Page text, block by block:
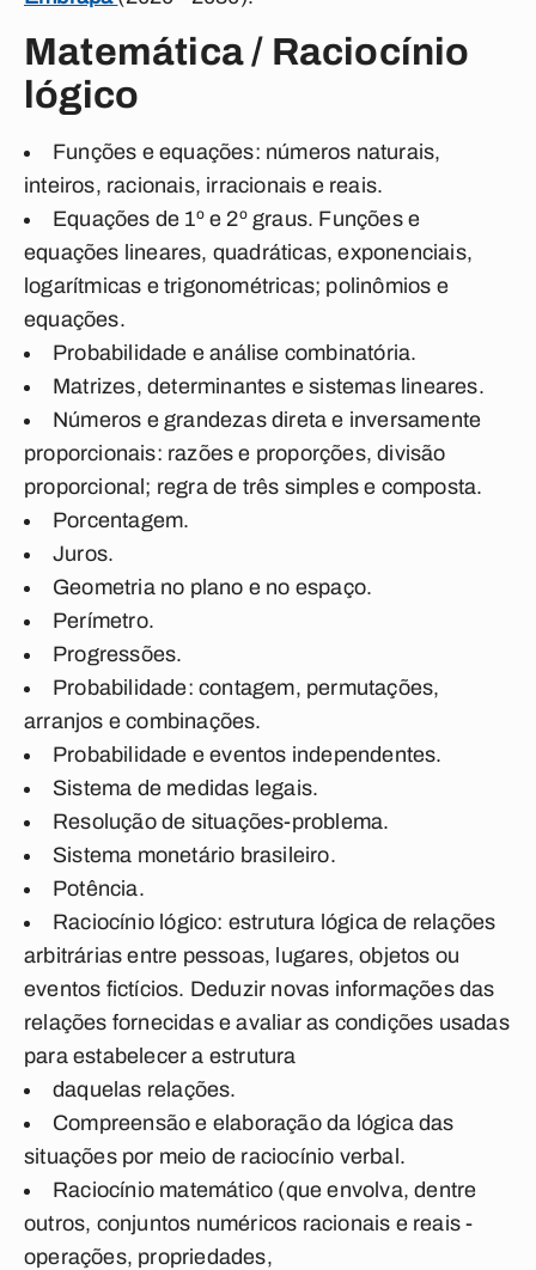
Matemática / Raciocínio
lógico
Funções e equações: números naturais,
inteiros, racionais, irracionais e reais.
Equações de 1º e 2º graus. Funções e
equações lineares, quadráticas, exponenciais,
logarítmicas e trigonométricas; polinômios e
equações.
Probabilidade e análise combinatória.
Matrizes, determinantes e sistemas lineares.
Números e grandezas direta e inversamente
proporcionais: razões e proporções, divisão
proporcional; regra de três simples e composta.
Porcentagem.
Juros.
Geometria no plano e no espaço.
Perímetro.
Progressões.
Probabilidade: contagem, permutações,
arranjos e combinações.
Probabilidade e eventos independentes.
Sistema de medidas legais.
Resolução de situações-problema.
Sistema monetário brasileiro.
Potência.
Raciocínio lógico: estrutura lógica de relações
arbitrárias entre pessoas, lugares, objetos ou
eventos fictícios. Deduzir novas informações das
relações fornecidas e avaliar as condições usadas
para estabelecer a estrutura
daquelas relações.
Compreensão e elaboração da lógica das
situações por meio de raciocínio verbal.
Raciocínio matemático (que envolva, dentre
outros, conjuntos numéricos racionais e reais -
operações, propriedades,